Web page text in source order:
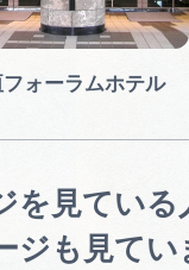
フォーラムホテル
を見ている
ジも見てい